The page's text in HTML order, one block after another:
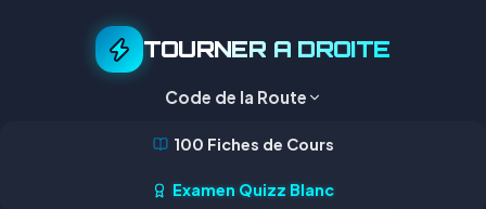
TOURNER A DROITE
Code de la Route
100 Fiches de Cours
Examen Quizz Blanc